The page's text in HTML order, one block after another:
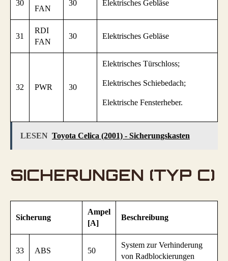
30
FAN
30 Elektrisches Gebläse
31
RDI
FAN
30 Elektrisches Gebläse
32 PWR 30
Elektrisches Türschloss;
Elektrisches Schiebedach;
Elektrische Fensterheber.
LESEN Toyota Celica (2001) - Sicherungskasten
SICHERUNGEN (TYP C)
Sicherung
Ampel
[A]
Beschreibung
33 ABS 50
System zur Verhinderung
von Radblockierungen